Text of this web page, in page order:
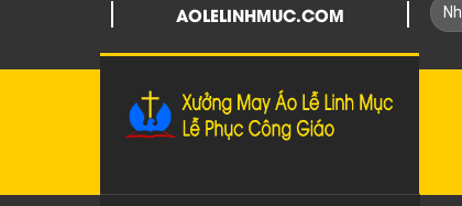
AOLELINHMUC.COM